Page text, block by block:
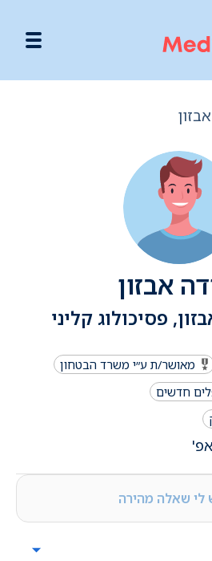
אבזון
פסיכולוג קליני
מאושר/ת ע״י משרד הבטחון
חדשים
לי שאלה מהירה